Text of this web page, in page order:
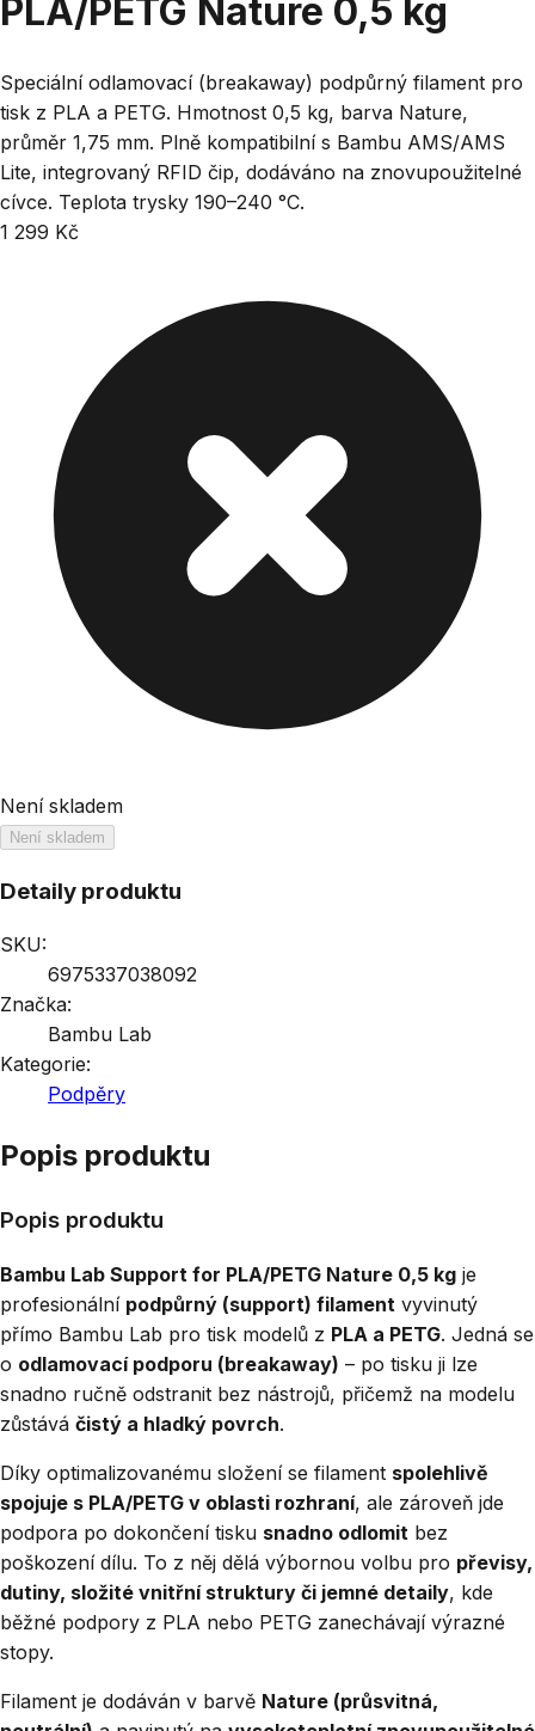
PLA/PETG Nature 0,5 kg
Speciální odlamovací (breakaway) podpůrný filament pro
tisk z PLA a PETG. Hmotnost 0,5 kg, barva Nature,
průměr 1,75 mm. Plně kompatibilní s Bambu AMS/AMS
Lite, integrovaný RFID čip, dodáváno na znovupoužitelné
cívce. Teplota trysky 190–240 °C.
1 299 Kč
Není skladem
Není skladem
Detaily produktu
SKU:
6975337038092
Značka:
Bambu Lab
Kategorie:
Podpěry
Popis produktu
Popis produktu
Bambu Lab Support for PLA/PETG Nature 0,5 kg je
profesionální podpůrný (support) filament vyvinutý
přímo Bambu Lab pro tisk modelů z PLA a PETG. Jedná se
o odlamovací podporu (breakaway) – po tisku ji lze
snadno ručně odstranit bez nástrojů, přičemž na modelu
zůstává čistý a hladký povrch.
Díky optimalizovanému složení se filament spolehlivě
spojuje s PLA/PETG v oblasti rozhraní, ale zároveň jde
podpora po dokončení tisku snadno odlomit bez
poškození dílu. To z něj dělá výbornou volbu pro převisy,
dutiny, složité vnitřní struktury či jemné detaily, kde
běžné podpory z PLA nebo PETG zanechávají výrazné
stopy.
Filament je dodáván v barvě Nature (průsvitná,